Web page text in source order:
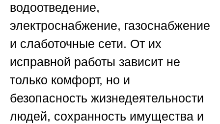
водоотведение,
электроснабжение, газоснабжение
и слаботочные сети. От их
исправной работы зависит не
только комфорт, но и
безопасность жизнедеятельности
людей, сохранность имущества и